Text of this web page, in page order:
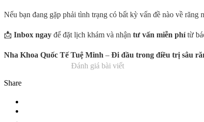
Nếu bạn đang gặp phải tình trạng có bất kỳ vấn đề nào về răng
📩 Inbox ngay để đặt lịch khám và nhận tư vấn miễn phítừ
Nha Khoa Quốc Tế Tuệ Minh – Đi đầu trong điều trị sâu
Đánh giá bài viết
Share